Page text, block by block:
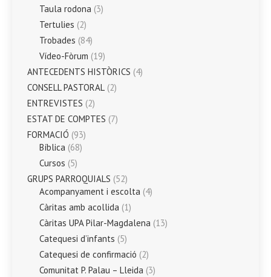
Taula rodona (3)
Tertulies (2)
Trobades (84)
Vídeo-Fòrum (19)
ANTECEDENTS HISTÒRICS (4)
CONSELL PASTORAL (2)
ENTREVISTES (2)
ESTAT DE COMPTES (7)
FORMACIÓ (93)
Bíblica (68)
Cursos (5)
GRUPS PARROQUIALS (52)
Acompanyament i escolta (4)
Càritas amb acollida (1)
Càritas UPA Pilar-Magdalena (13)
Catequesi d’infants (5)
Catequesi de confirmació (2)
Comunitat P. Palau – Lleida (3)